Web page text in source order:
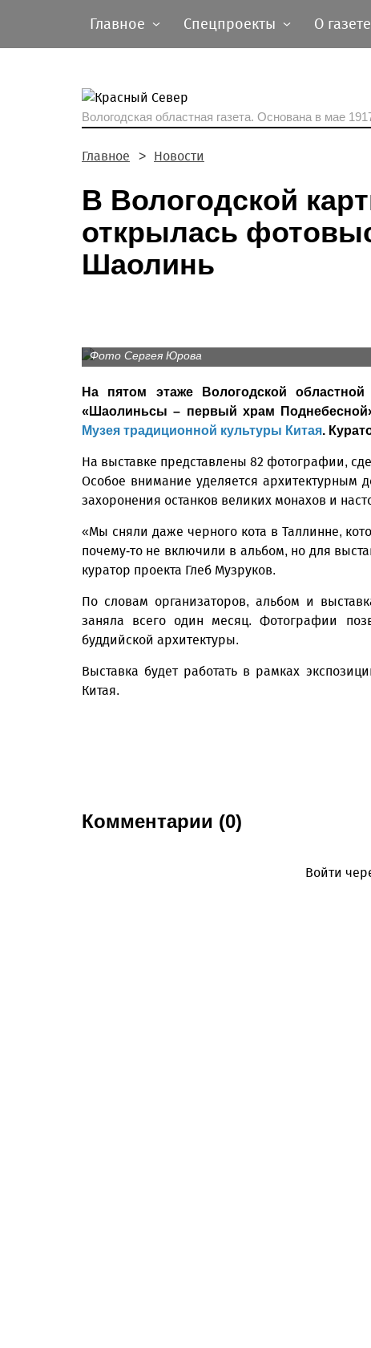
Главное Спецпроекты О газете
Вологодская областная газета. Основана в мае
Главное Новости
В Вологодской
открылась
Шаолинь
Фото Сергея Юрова
На пятом этаже Вологодской
«Шаолиньсы – первый храм
Музея традиционной культуры Китая.
На выставке представлены 82 фотографии,
Особое внимание уделяется архитектурным
захоронения останков великих монахов и
«Мы сняли даже черного кота в Таллинне,
почему-то не включили в альбом, но для
куратор проекта Глеб Музруков.
По словам организаторов, альбом и
заняла всего один месяц. Фотографии
буддийской архитектуры.
Выставка будет работать в рамках
Китая.
Комментарии (0)
Войти